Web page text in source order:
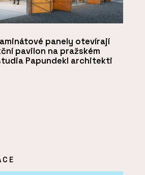
panely otevírají
pavilon na pražském
Papundekl architekti